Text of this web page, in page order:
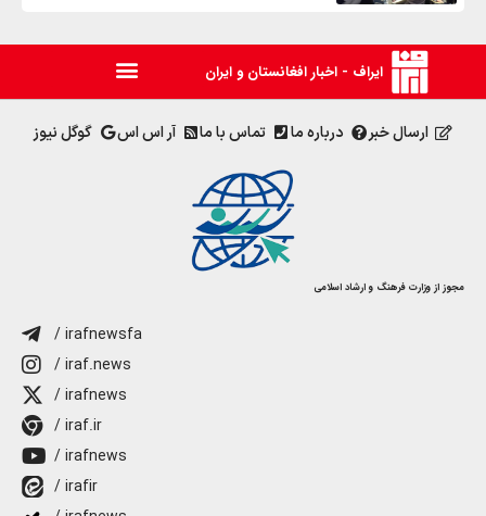
ایراف - اخبار افغانستان و ایران
ارسال خبر درباره ما تماس با ما آر اس اس گوگل نیوز
مجوز از وزارت فرهنگ و ارشاد اسلامی
/ irafnewsfa
/ iraf.news
/ irafnews
/ iraf.ir
/ irafnews
/ irafir